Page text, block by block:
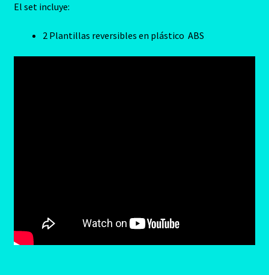
El set incluye:
2 Plantillas reversibles en plástico ABS